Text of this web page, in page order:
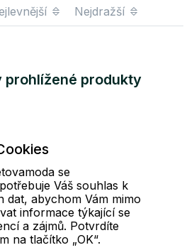
Nejdražší
prohlížené produkty
se
Váš souhlas k
dat, abychom Vám mimo
informace týkající se
a zájmů. Potvrdíte
na tlačítko „OK“.